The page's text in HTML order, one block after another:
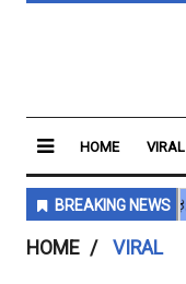
HOME VIRAL
HOME VIRAL